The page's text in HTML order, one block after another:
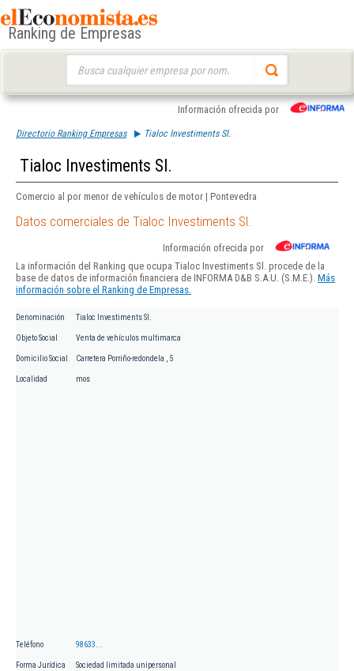
Ranking de Empresas
Información ofrecida por
Directorio Ranking Empresas Tialoc Investiments Sl.
Tialoc Investiments Sl.
Comercio al por menor de vehículos de motor | Pontevedra
Datos comerciales de Tialoc Investiments Sl.
Información ofrecida por
La información del Ranking que ocupa Tialoc Investiments Sl. procede de la
base de datos de información financiera de INFORMA D&B S.A.U. (S.M.E.). Más
información sobre el Ranking de Empresas.
Denominación Tialoc Investiments Sl.
Objeto Social Venta de vehículos multimarca
Domicilio Social Carretera Porriño-redondela , 5
Localidad mos
Teléfono 98633...
Forma Jurídica Sociedad limitada unipersonal